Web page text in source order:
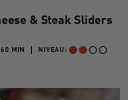
& Steak Sliders
MIN 30 TO 60 MIN"
NIVEAU:
INTERMÉDIAIRE